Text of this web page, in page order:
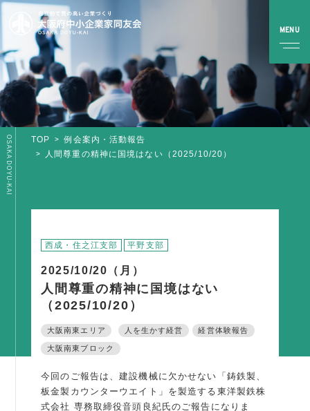
同友会について
活動内容
部会活動
TOP
例会案内・活動報告
人間尊重の精神に国境はない（2025/10/20）
OSAKA DOYU-KAI
西成・住之江支部 平野支部
2025/10/20（月）
人間尊重の精神に国境はない
（2025/10/20）
大阪南東エリア 人を生かす経営 経営体験報告
大阪南東ブロック
今回のご報告は、建設機械に欠かせない「鋳鉄製、
板金製カウンターウエイト」を製造する東洋製鉄株
式会社 専務取締役音頭良紀氏のご報告になりま